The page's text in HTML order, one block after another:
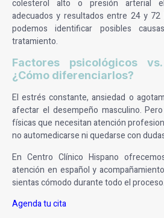
colesterol alto o presión arterial
adecuados y resultados entre 24 y 72
podemos identificar posibles
tratamiento.
Factores psicológicos
¿Cómo diferenciarlos?
El estrés constante, ansiedad o
afectar el desempeño masculino.
físicas que necesitan atención
no automedicarse ni quedarse con
En Centro Clínico Hispano
atención en español y
sientas cómodo durante todo el proceso.
Agenda tu cita